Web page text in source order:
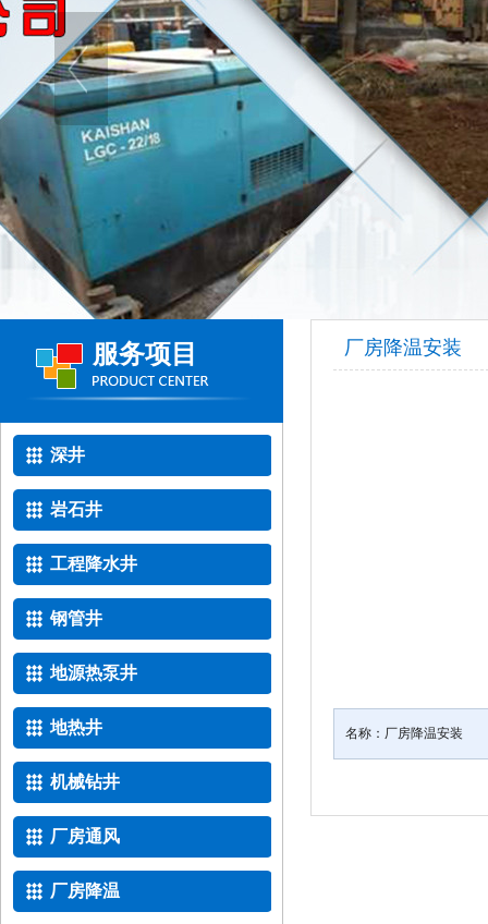
服务项目
深井
岩石井
工程降水井
钢管井
地源热泵井
地热井
机械钻井
厂房通风
厂房降温
厂房降温安装
名称： 厂房降温安装